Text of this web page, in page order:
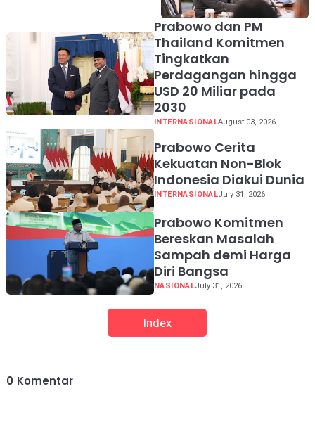
Prabowo dan PM
Thailand Komitmen
Tingkatkan
Perdagangan hingga
USD 20 Miliar pada
2030
INTERNASIONALAugust 03, 2026
Prabowo Cerita
Kekuatan Non-Blok
Indonesia Diakui Dunia
INTERNASIONALJuly 31, 2026
Prabowo Komitmen
Bereskan Masalah
Sampah demi Harga
Diri Bangsa
NASIONALJuly 31, 2026
Index
0 Komentar